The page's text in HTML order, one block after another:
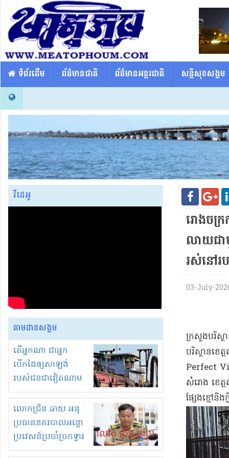
​​ ទំព័រដើម ព័ត៌មានជាតិ ព័ត៌មានអន្តរជាតិ សន្តិសុខសង្គម
វីដេអូ
តាមដានសង្គម
តើអ្នកណា ជាអ្នក
បើកដៃឲ្យសាឡង់
របស់ជនជាវៀតណាម
ចូល មកខុស
ច្បាប់លួចបូមខ្សាច់នៅ
ក្នុងប្រទេសកម្ពុជា
លោកជ្រិន ឆាយ អនុ
ប្រធាននគរបាលអន្តោ
ប្រវេសន៍ប្រចាំច្រកទ្វារ
ព្រំដែនភ្នំឌិន និងឈ្មួញ
រោងចក្
លាយជា
រស់នៅរ
03-July-
ក្រសួងបរិស្ថ
បរិស្ថានខេ
Perfect
សំរោង ខេត្
ផ្សែងខ្មៅនិ